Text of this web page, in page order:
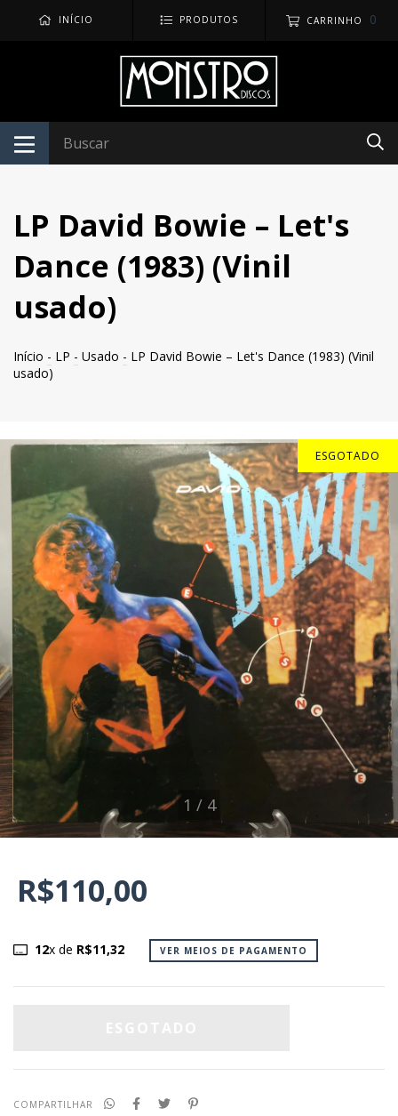
INÍCIO PRODUTOS CARRINHO 0
LP David Bowie – Let's
Dance (1983) (Vinil
usado)
Início - LP - Usado - LP David Bowie – Let's Dance (1983) (Vinil
usado)
ESGOTADO
1 / 4
R$110,00
12x de R$11,32 VER MEIOS DE PAGAMENTO
COMPARTILHAR